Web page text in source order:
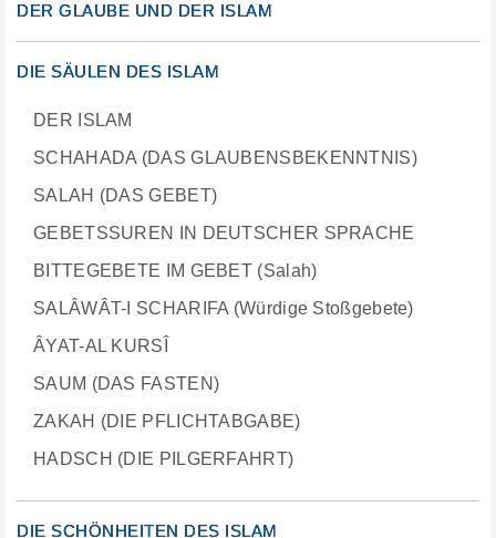
DER GLAUBE UND DER ISLAM
DIE SÄULEN DES ISLAM
DER ISLAM
SCHAHADA (DAS GLAUBENSBEKENNTNIS)
SALAH (DAS GEBET)
GEBETSSUREN IN DEUTSCHER SPRACHE
BITTEGEBETE IM GEBET (Salah)
SALÂWÂT-I SCHARIFA (Würdige Stoßgebete)
ÂYAT-AL KURSÎ
SAUM (DAS FASTEN)
ZAKAH (DIE PFLICHTABGABE)
HADSCH (DIE PILGERFAHRT)
DIE SCHÖNHEITEN DES ISLAM